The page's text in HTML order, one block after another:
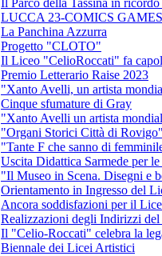
Il Parco della Tassina in
LUCCA 23-COMICS GAMES
La Panchina Azzurra
Progetto "CLOTO"
Il Liceo "CelioRoccati" fa
Premio Letterario Raise 2023
"Xanto Avelli, un artista
Cinque sfumature di Gray
"Xanto Avelli un artista
"Organi Storici Città di Rovigo"
"Tante F che sanno di
Uscita Didattica Sarmede per
"Il Museo in Scena. Disegni e
Orientamento in Ingresso del
Ancora soddisfazioni per il
Realizzazioni degli Indirizzi
Il "Celio-Roccati" celebra la
Biennale dei Licei Artistici